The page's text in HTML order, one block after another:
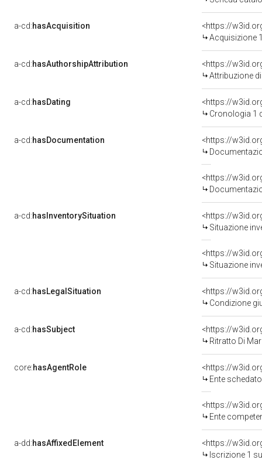
a-cd:hasAcquisition
<https://
Acquisizione
a-cd:hasAuthorshipAttribution
Attribuzione
a-cd:hasDating
<https://
Cronologia 1
a-cd:hasDocumentation
a-cd:hasInventorySituation
<https://
Situazione
<https://
Situazione
a-cd:hasLegalSituation
<https://
Condizione
a-cd:hasSubject
<https://
Ritratto Di
core:hasAgentRole
<https://
Ente
<https://
Ente
a-dd:hasAffixedElement
<https://
Iscrizione 1